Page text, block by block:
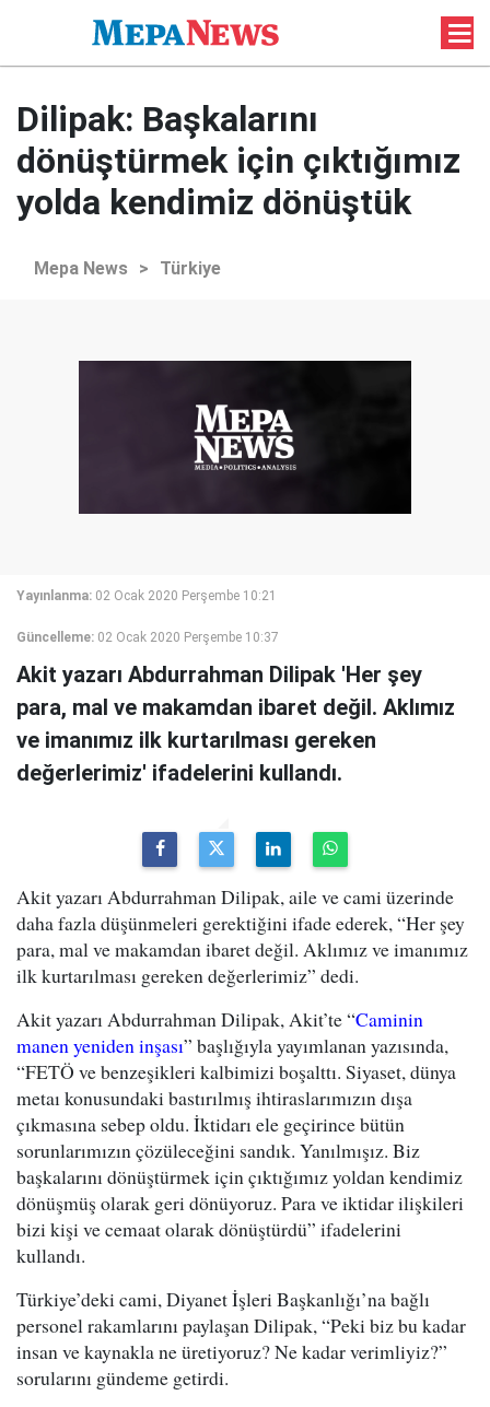
Dilipak: Başkalarını
dönüştürmek için çıktığımız
yolda kendimiz dönüştük
Mepa News > Türkiye
Yayınlanma: 02 Ocak 2020 Perşembe 10:21
Güncelleme: 02 Ocak 2020 Perşembe 10:37
Akit yazarı Abdurrahman Dilipak 'Her şey
para, mal ve makamdan ibaret değil. Aklımız
ve imanımız ilk kurtarılması gereken
değerlerimiz' ifadelerini kullandı.
Akit yazarı Abdurrahman Dilipak, aile ve cami üzerinde
daha fazla düşünmeleri gerektiğini ifade ederek, “Her şey
para, mal ve makamdan ibaret değil. Aklımız ve imanımız
ilk kurtarılması gereken değerlerimiz” dedi.
Akit yazarı Abdurrahman Dilipak, Akit’te “Caminin
manen yeniden inşası” başlığıyla yayımlanan yazısında,
“FETÖ ve benzeşikleri kalbimizi boşalttı. Siyaset, dünya
metaı konusundaki bastırılmış ihtiraslarımızın dışa
çıkmasına sebep oldu. İktidarı ele geçirince bütün
sorunlarımızın çözüleceğini sandık. Yanılmışız. Biz
başkalarını dönüştürmek için çıktığımız yoldan kendimiz
dönüşmüş olarak geri dönüyoruz. Para ve iktidar ilişkileri
bizi kişi ve cemaat olarak dönüştürdü” ifadelerini
kullandı.
Türkiye’deki cami, Diyanet İşleri Başkanlığı’na bağlı
personel rakamlarını paylaşan Dilipak, “Peki biz bu kadar
insan ve kaynakla ne üretiyoruz? Ne kadar verimliyiz?”
sorularını gündeme getirdi.